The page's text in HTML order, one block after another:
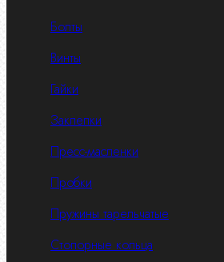
Болты
Винты
Гайки
Заклепки
Пресс-масленки
Пробки
Пружины тарельчатые
Стопорные кольца